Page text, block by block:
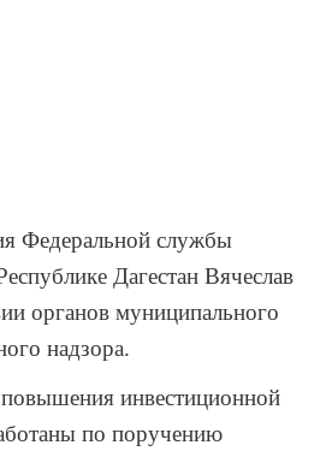
Федеральной службы
Дагестан Вячеслав
органов муниципального
надзора.
инвестиционной
по поручению